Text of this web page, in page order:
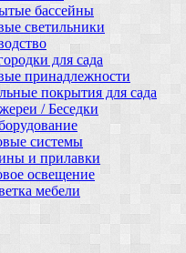
бассейны
светильники
для сада
принадлежности
покрытия для сада
/ Беседки
системы
и прилавки
освещение
мебели